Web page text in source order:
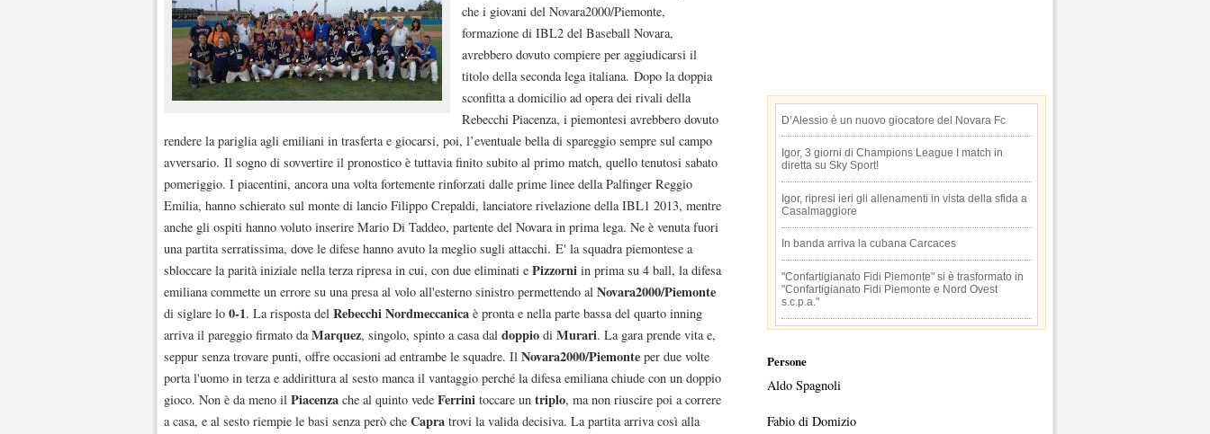
che i giovani del Novara2000/Piemonte,
formazione di IBL2 del Baseball Novara,
avrebbero dovuto compiere per aggiudicarsi il
titolo della seconda lega italiana. Dopo la doppia
sconfitta a domicilio ad opera dei rivali della
Rebecchi Piacenza, i piemontesi avrebbero dovuto
rendere la pariglia agli emiliani in trasferta e giocarsi, poi, l’eventuale bella di spareggio sempre sul campo
avversario. Il sogno di sovvertire il pronostico è tuttavia finito subito al primo match, quello tenutosi sabato
pomeriggio. I piacentini, ancora una volta fortemente rinforzati dalle prime linee della Palfinger Reggio
Emilia, hanno schierato sul monte di lancio Filippo Crepaldi, lanciatore rivelazione della IBL1 2013, mentre
anche gli ospiti hanno voluto inserire Mario Di Taddeo, partente del Novara in prima lega. Ne è venuta fuori
una partita serratissima, dove le difese hanno avuto la meglio sugli attacchi. E' la squadra piemontese a
sbloccare la parità iniziale nella terza ripresa in cui, con due eliminati e Pizzorni in prima su 4 ball, la difesa
emiliana commette un errore su una presa al volo all'esterno sinistro permettendo al Novara2000/Piemonte
di siglare lo 0-1. La risposta del Rebecchi Nordmeccanica è pronta e nella parte bassa del quarto inning
arriva il pareggio firmato daMarquez, singolo, spinto a casa dal doppio di Murari. La gara prende vita e,
seppur senza trovare punti, offre occasioni ad entrambe le squadre. Il Novara2000/Piemonte per due volte
porta l'uomo in terza e addirittura al sesto manca il vantaggio perché la difesa emiliana chiude con un doppio
gioco. Non è da meno il Piacenza che al quinto vede Ferrini toccare un triplo, ma non riuscire poi a correre
a casa, e al sesto riempie le basi senza però che Capra trovi la valida decisiva. La partita arriva così alla
D’Alessio è un nuovo giocatore del Novara Fc
Igor, 3 giorni di Champions League I match in
diretta su Sky Sport!
Igor, ripresi ieri gli allenamenti in vista della sfida a
Casalmaggiore
In banda arriva la cubana Carcaces
"Confartigianato Fidi Piemonte" si è trasformato in
"Confartigianato Fidi Piemonte e Nord Ovest
s.c.p.a."
Persone
Aldo Spagnoli
Fabio di Domizio